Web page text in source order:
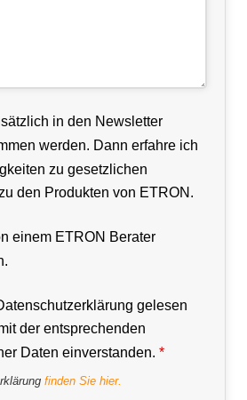
in den Newsletter
werden. Dann erfahre ich
zu gesetzlichen
den Produkten von ETRON.
einem ETRON Berater
gelesen
der entsprechenden
Daten einverstanden. *
finden Sie hier.